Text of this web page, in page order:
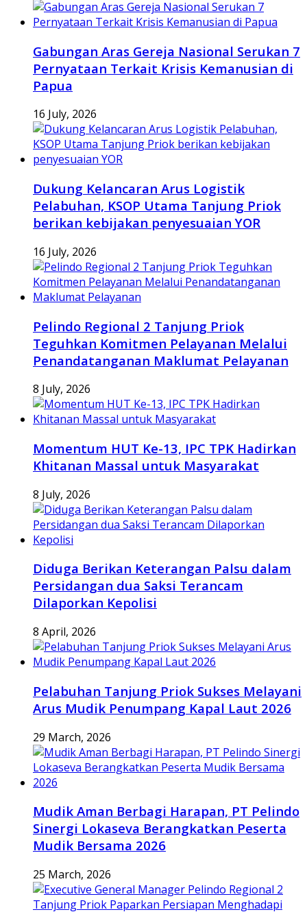
Gabungan Aras Gereja Nasional Serukan 7
Pernyataan Terkait Krisis Kemanusian di
Papua
16 July, 2026
Dukung Kelancaran Arus Logistik
Pelabuhan, KSOP Utama Tanjung Priok
berikan kebijakan penyesuaian YOR
16 July, 2026
Pelindo Regional 2 Tanjung Priok
Teguhkan Komitmen Pelayanan Melalui
Penandatanganan Maklumat Pelayanan
8 July, 2026
Momentum HUT Ke-13, IPC TPK Hadirkan
Khitanan Massal untuk Masyarakat
8 July, 2026
Diduga Berikan Keterangan Palsu dalam
Persidangan dua Saksi Terancam
Dilaporkan Kepolisi
8 April, 2026
Pelabuhan Tanjung Priok Sukses Melayani
Arus Mudik Penumpang Kapal Laut 2026
29 March, 2026
Mudik Aman Berbagi Harapan, PT Pelindo
Sinergi Lokaseva Berangkatkan Peserta
Mudik Bersama 2026
25 March, 2026